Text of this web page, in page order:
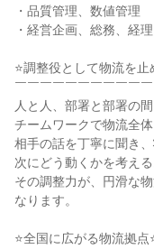
・品質管理、数値管理
・経営企画、総務、経
⭐調整役として物流を止
￣￣￣￣￣￣￣￣￣￣
人と人、部署と部署の間
チームワークで物流全体
相手の話を丁寧に聞き、
次にどう動くかを考える
その調整力が、円滑な
なります。
⭐全国に広がる物流拠点